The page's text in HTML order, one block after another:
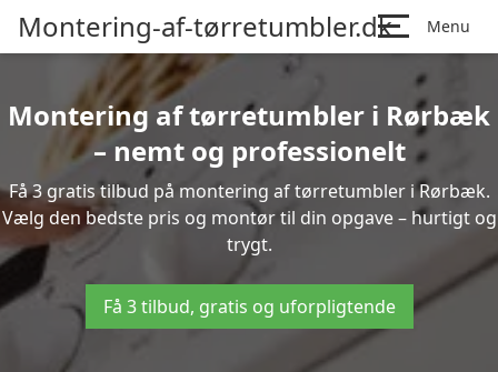
Montering-af-tørretumbler.dk Menu
Montering af tørretumbler i Rørbæk
– nemt og professionelt
Få 3 gratis tilbud på montering af tørretumbler i Rørbæk.
Vælg den bedste pris og montør til din opgave – hurtigt og
trygt.
Få 3 tilbud, gratis og uforpligtende